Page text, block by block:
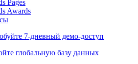
рынка
инвест. банков и юр.
Pages